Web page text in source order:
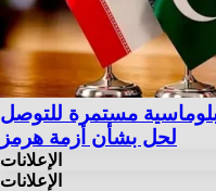
مستمرة للتوصل
لحل بشأن أزمة هرمز
الإعلانات
الإعلانات